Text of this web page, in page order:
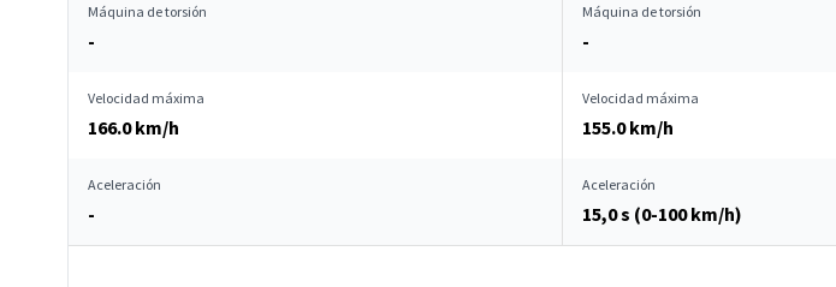
Máquina de torsión
-
Máquina de torsión
-
Velocidad máxima
166.0 km/h
Velocidad máxima
155.0 km/h
Aceleración
-
Aceleración
15,0 s (0-100 km/h)